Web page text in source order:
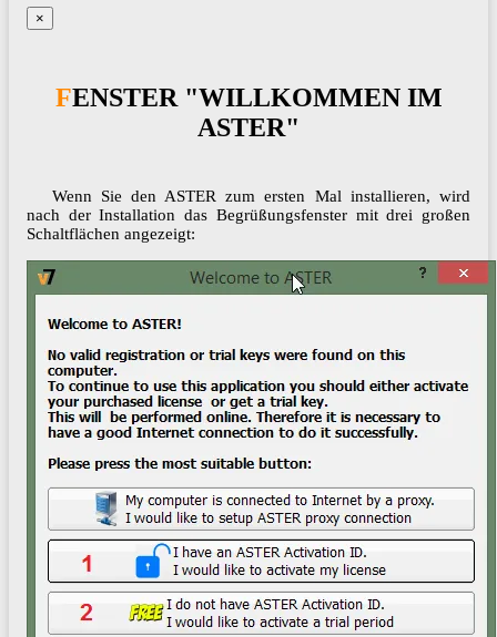
×
FENSTER "WILLKOMMEN IM
ASTER"
Wenn Sie den ASTER zum ersten Mal installieren, wird
nach der Installation das Begrüßungsfenster mit drei großen
Schaltflächen angezeigt: